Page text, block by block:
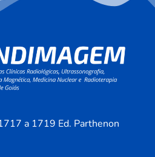
a 1719 Ed. Parthenon